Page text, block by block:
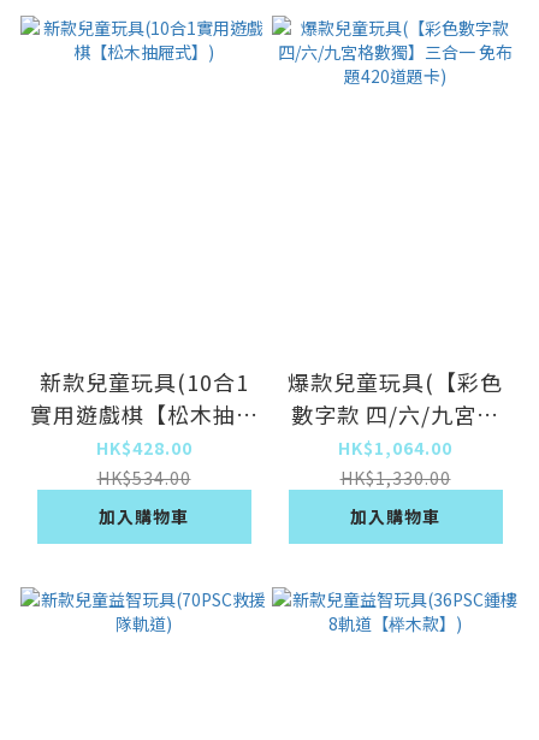
新款兒童玩具(10合1
實用遊戲棋【松木抽屜
式】)
HK$428.00
HK$534.00
加入購物車
爆款兒童玩具(【彩色
數字款 四/六/九宮格
數獨】三合一 免布題
420道題卡)
HK$1,064.00
HK$1,330.00
加入購物車